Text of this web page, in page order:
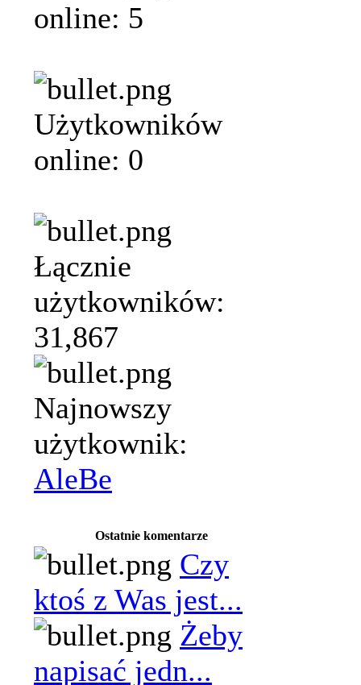
online: 5
Użytkowników
online: 0
Łącznie
użytkowników:
31,867
Najnowszy
użytkownik:
AleBe
Ostatnie komentarze
Czy
ktoś z Was jest...
Żeby
napisać jedn...